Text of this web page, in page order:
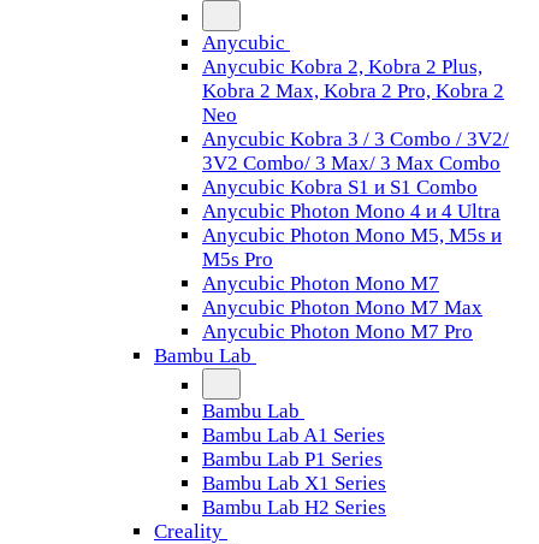
Anycubic
Anycubic Kobra 2, Kobra 2 Plus,
Kobra 2 Max, Kobra 2 Pro, Kobra 2
Neo
Anycubic Kobra 3 / 3 Combo / 3V2/
3V2 Combo/ 3 Max/ 3 Max Combo
Anycubic Kobra S1 и S1 Combo
Anycubic Photon Mono 4 и 4 Ultra
Anycubic Photon Mono M5, M5s и
M5s Pro
Anycubic Photon Mono M7
Anycubic Photon Mono M7 Max
Anycubic Photon Mono M7 Pro
Bambu Lab
Bambu Lab
Bambu Lab A1 Series
Bambu Lab P1 Series
Bambu Lab X1 Series
Bambu Lab H2 Series
Creality